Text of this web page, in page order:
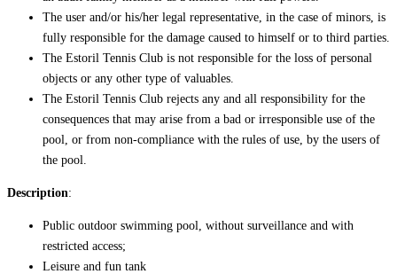
The user and/or his/her legal representative, in the case of minors, is
fully responsible for the damage caused to himself or to third parties.
The Estoril Tennis Club is not responsible for the loss of personal
objects or any other type of valuables.
The Estoril Tennis Club rejects any and all responsibility for the
consequences that may arise from a bad or irresponsible use of the
pool, or from non-compliance with the rules of use, by the users of
the pool.
Description:
Public outdoor swimming pool, without surveillance and with
restricted access;
Leisure and fun tank